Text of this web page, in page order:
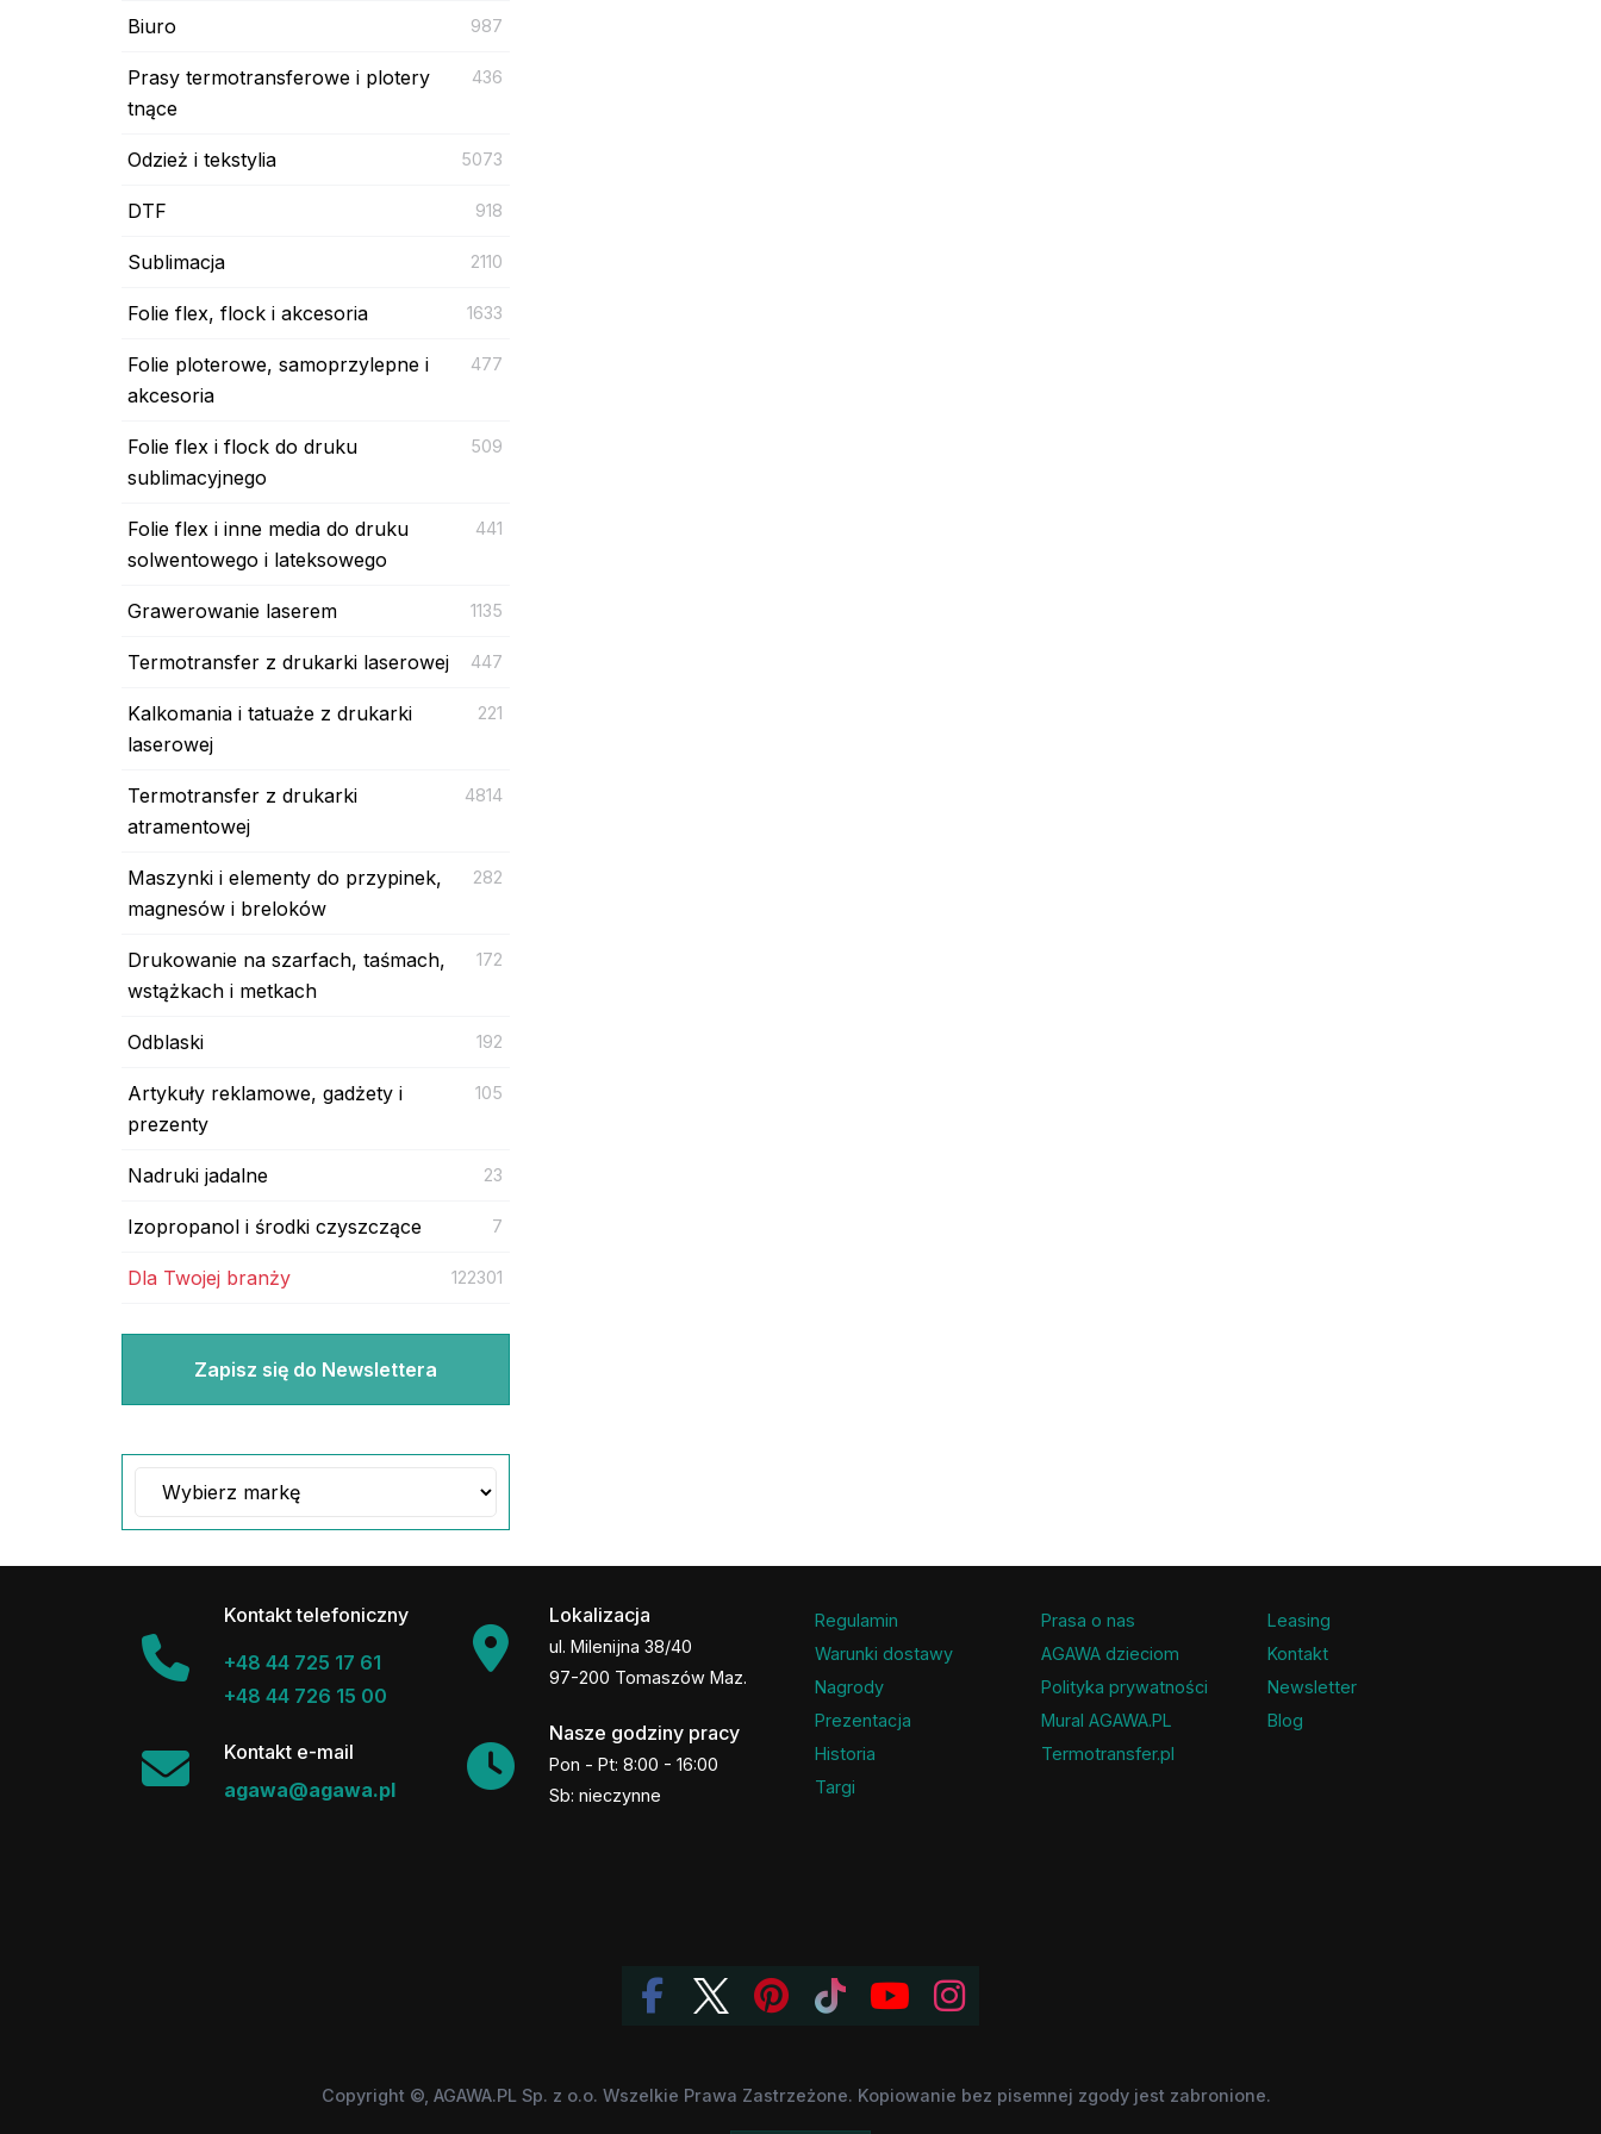
Biuro 987
Prasy termotransferowe i plotery
tnące
436
Odzież i tekstylia 5073
DTF 918
Sublimacja 2110
Folie flex, flock i akcesoria 1633
Folie ploterowe, samoprzylepne i
akcesoria
477
Folie flex i flock do druku
sublimacyjnego
509
Folie flex i inne media do druku
solwentowego i lateksowego
441
Grawerowanie laserem 1135
Termotransfer z drukarki laserowej 447
Kalkomania i tatuaże z drukarki
laserowej
221
Termotransfer z drukarki
atramentowej
4814
Maszynki i elementy do przypinek,
magnesów i breloków
282
Drukowanie na szarfach, taśmach,
wstążkach i metkach
172
Odblaski 192
Artykuły reklamowe, gadżety i
prezenty
105
Nadruki jadalne 23
Izopropanol i środki czyszczące 7
Dla Twojej branży 122301
Zapisz się do Newslettera
Kontakt telefoniczny
+48 44 725 17 61
+48 44 726 15 00
Kontakt e-mail
agawa@agawa.pl
Lokalizacja
ul. Milenijna 38/40
97-200 Tomaszów Maz.
Nasze godziny pracy
Pon - Pt: 8:00 - 16:00
Sb: nieczynne
Regulamin
Warunki dostawy
Nagrody
Prezentacja
Historia
Targi
Prasa o nas
AGAWA dzieciom
Polityka prywatności
Mural AGAWA.PL
Termotransfer.pl
Leasing
Kontakt
Newsletter
Blog
Copyright ©, AGAWA.PL Sp. z o.o. Wszelkie Prawa Zastrzeżone. Kopiowanie bez pisemnej zgody jest zabronione.